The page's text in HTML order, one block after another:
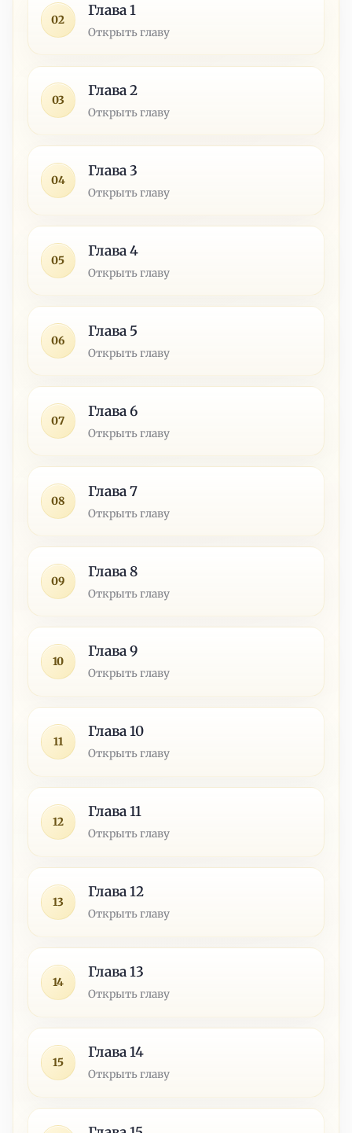
02
Глава 1
Открыть главу
03
Глава 2
Открыть главу
04
Глава 3
Открыть главу
05
Глава 4
Открыть главу
06
Глава 5
Открыть главу
07
Глава 6
Открыть главу
08
Глава 7
Открыть главу
09
Глава 8
Открыть главу
10
Глава 9
Открыть главу
11
Глава 10
Открыть главу
12
Глава 11
Открыть главу
13
Глава 12
Открыть главу
14
Глава 13
Открыть главу
15
Глава 14
Открыть главу